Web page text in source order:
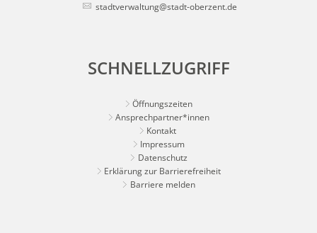
stadtverwaltung@stadt-oberzent.de
SCHNELLZUGRIFF
Öffnungszeiten
Ansprechpartner*innen
Kontakt
Impressum
Datenschutz
Erklärung zur Barrierefreiheit
Barriere melden